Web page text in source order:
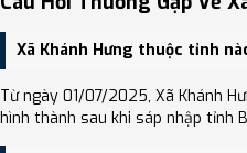
Xã Khánh Hưng thuộc tỉnh
Từ ngày 01/07/2025, Xã Khánh
hình thành sau khi sáp nhập tỉnh